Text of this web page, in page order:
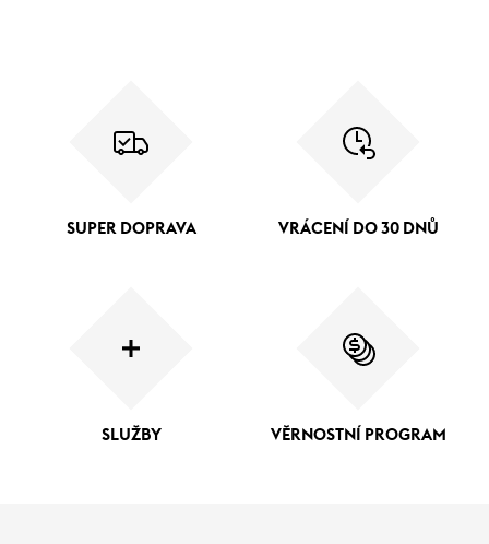
SUPER DOPRAVA VRÁCENÍ DO 30 DNŮ
SLUŽBY VĚRNOSTNÍ PROGRAM